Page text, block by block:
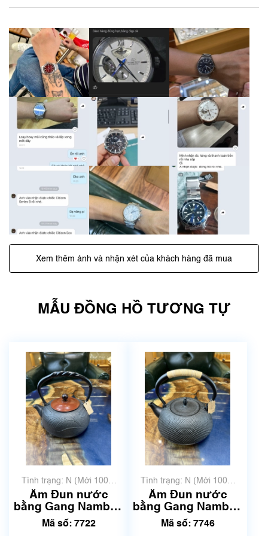
Xem thêm ảnh và nhận xét của khách hàng đã mua
MẪU ĐỒNG HỒ TƯƠNG TỰ
Tình trạng: N (Mới 100%
chưa qua sử dụng)
Ấm Đun nước
bằng Gang Nambu |
Dung tích 1.2L | Mã
Mã số: 7722
Tình trạng: N (Mới 100%
chưa qua sử dụng)
Ấm Đun nước
bằng Gang Nambu |
Dung tích 1.6L | Mã
Mã số: 7746